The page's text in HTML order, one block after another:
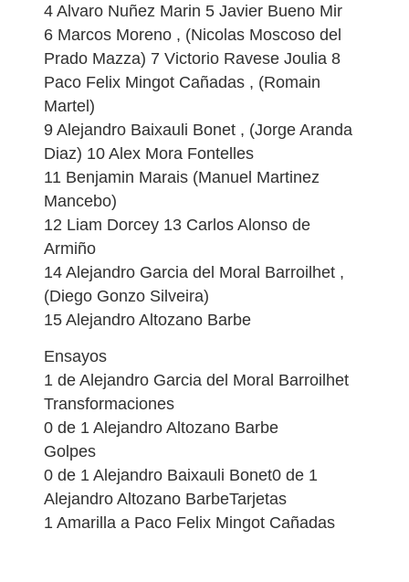
4 Alvaro Nuñez Marin 5 Javier Bueno Mir
6 Marcos Moreno , (Nicolas Moscoso del
Prado Mazza) 7 Victorio Ravese Joulia 8
Paco Felix Mingot Cañadas , (Romain
Martel)
9 Alejandro Baixauli Bonet , (Jorge Aranda
Diaz) 10 Alex Mora Fontelles
11 Benjamin Marais (Manuel Martinez
Mancebo)
12 Liam Dorcey 13 Carlos Alonso de
Armiño
14 Alejandro Garcia del Moral Barroilhet ,
(Diego Gonzo Silveira)
15 Alejandro Altozano Barbe
Ensayos
1 de Alejandro Garcia del Moral Barroilhet
Transformaciones
0 de 1 Alejandro Altozano Barbe
Golpes
0 de 1 Alejandro Baixauli Bonet0 de 1
Alejandro Altozano BarbeTarjetas
1 Amarilla a Paco Felix Mingot Cañadas